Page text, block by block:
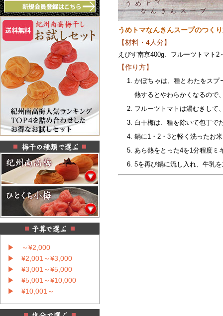
▶ ～¥2,000
▶ ¥2,001～¥3,000
▶ ¥3,001～¥5,000
▶ ¥5,001～¥10,000
▶ ¥10,001～
うめトマなんきんスープのつく
【材料・4人分】
えびす南京400g、フルーツトマト
【作り方】
かぼちゃは、種とわたをスプ
熱するとやわらかくなるので
フルーツトマトは湯むきして
白干梅は、種を除いて包丁で
鍋に1・2・3と軽く洗ったお
あら熱をとった4を1分程度ミ
5を再び鍋に流し入れ、牛乳